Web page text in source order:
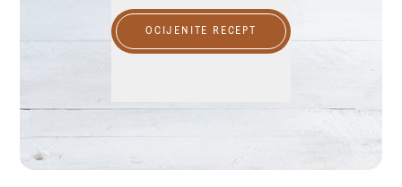
OCIJENITE RECEPT